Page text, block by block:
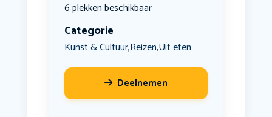
6 plekken beschikbaar
Categorie
Kunst & Cultuur,Reizen,Uit eten
Deelnemen